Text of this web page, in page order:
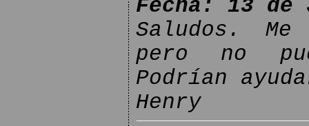
Fecha: 13 de
Saludos.
pero no
Podrían
Henry